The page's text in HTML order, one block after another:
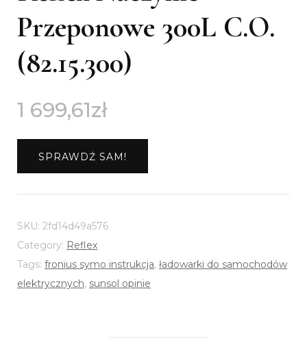
Przeponowe 300L C.O.
(82.15.300)
1 699,61zł
SPRAWDŹ SAM!
SKU: 2fd14d49a576
Category: Reflex
Tags: fronius symo instrukcja, ładowarki do samochodów
elektrycznych, sunsol opinie